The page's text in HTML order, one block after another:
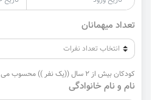
تعداد میهمانان
کودکان بیش از 2 سال ((یک نفر )) محسوب می شوند
نام و نام خانوادگی